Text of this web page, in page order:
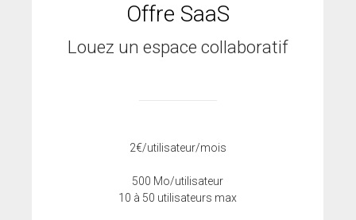
Témoignages clients
Articles
Demander une démo
Offre SaaS
Louez un espace collaboratif
2€/utilisateur/mois
500 Mo/utilisateur
10 à 50 utilisateurs max